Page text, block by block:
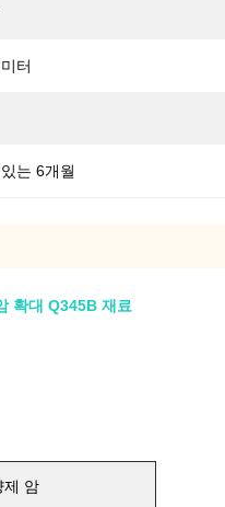
터
는 6개월
확대 Q345B 재료
제 암